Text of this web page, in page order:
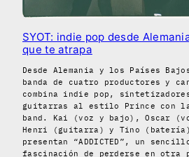
SYOT: indie pop desde
que te atrapa
Desde Alemania y los Países
banda de cuatro productores y
combina indie pop,
guitarras al estilo Prince con la
band. Kai (voz y bajo), Oscar
Henri (guitarra) y Tino (batería)
presentan “ADDICTED”, un
fascinación de perderse en otra